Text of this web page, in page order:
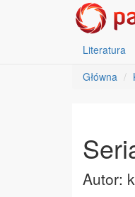
Literatura
Główna
Autor: